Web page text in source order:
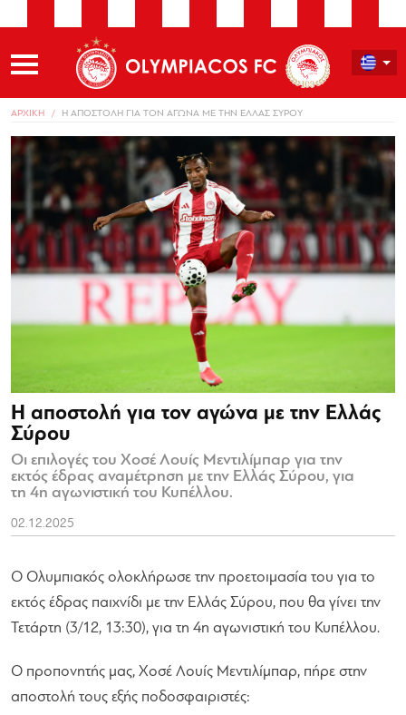
ΑΡΧΙΚΗ Η ΑΠΟΣΤΟΛΗ ΓΙΑ ΤΟΝ ΑΓΩΝΑ ΜΕ ΤΗΝ ΕΛΛΑΣ ΣΥΡΟΥ
Η αποστολή για τον αγώνα με την Ελλάς
Σύρου
Οι επιλογές του Χοσέ Λουίς Μεντιλίμπαρ για την
εκτός έδρας αναμέτρηση με την Ελλάς Σύρου, για
τη 4η αγωνιστική του Κυπέλλου.
02.12.2025
Ο Ολυμπιακός ολοκλήρωσε την προετοιμασία του για το
εκτός έδρας παιχνίδι με την Ελλάς Σύρου, που θα γίνει την
Τετάρτη (3/12, 13:30), για τη 4η αγωνιστική του Κυπέλλου.
Ο προπονητής μας, Χοσέ Λουίς Μεντιλίμπαρ, πήρε στην
αποστολή τους εξής ποδοσφαιριστές: